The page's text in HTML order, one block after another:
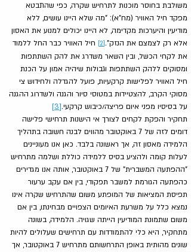
משולבת בחוסר מוכנות לתרחיש שקרה, כפי שהתבטא
מפקד חיל האוויר (מח"א): "מה שלא היינו עושים, ללא
מודיעין והיערכות מקדימה, לא היינו יכולים למנוע את האסון
אלא רק לצמצם את הנזק".
חיל האוויר כבר החל ללמוד
את לקחי הכשל, ובין השאר משדרג את להק השתתפות
ומסוקים ללהק השתתפות וגבולות שיהיה אמון על הכנת
חיל האוויר לפלישות קרקעיות, פועל להגדלה ולחידוש צי
מסוקי הקרב, להצטיידות במטוסי סיור והגנה ולשדרוג ההגנה
על בסיסיו מפני איום פריצה/כיבוש קרקעי.[3]
תחקיר והפקת לקחים לצורך אי הישנות תרחישי פלישה
דומים לזה של 7 באוקטובר מהווים לבנה חשובה בתהליך
הלמידה מאסון זה, אך ראשונה בלבד. כאן אנו מעוניינים
לעלות קומה ולהציע בסיס ללמידה כוללת ושלמה מתרחיש
"ההפתעה המשברית" של 7 באוקטובר, אותה אנו מגדירים
כהפתעה הגורמת למשבר תפקודי, בין אם עקב ערעור
תפיסת המציאות של המופתע משום שהתרחיש שקרה אינו
נמצא כלל על משרעת האיומים הצפויים מבחינתו, בין אם
משום שתמונת המודיעין הייתה שגויה. הלמידה, בשונה
מתחקיר, היא כלי להתמודדות עם תרחישים שעלולים להיות
שונים מהותית באופן התרחשותם מתרחיש 7 באוקטובר, אך